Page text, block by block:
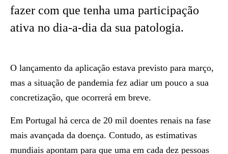
fazer com que tenha uma participação
ativa no dia-a-dia da sua patologia.
O lançamento da aplicação estava previsto para março,
mas a situação de pandemia fez adiar um pouco a sua
concretização, que ocorrerá em breve.
Em Portugal há cerca de 20 mil doentes renais na fase
mais avançada da doença. Contudo, as estimativas
mundiais apontam para que uma em cada dez pessoas